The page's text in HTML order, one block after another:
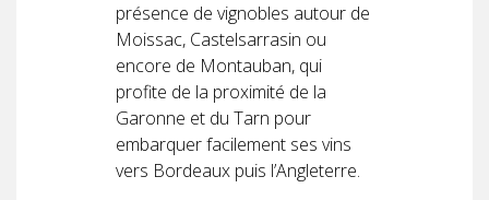
présence de vignobles autour de
Moissac, Castelsarrasin ou
encore de Montauban, qui
profite de la proximité de la
Garonne et du Tarn pour
embarquer facilement ses vins
vers Bordeaux puis l’Angleterre.